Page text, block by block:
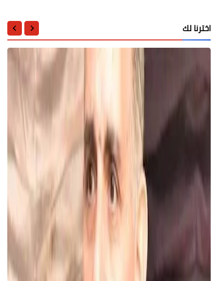
اخترنا لك